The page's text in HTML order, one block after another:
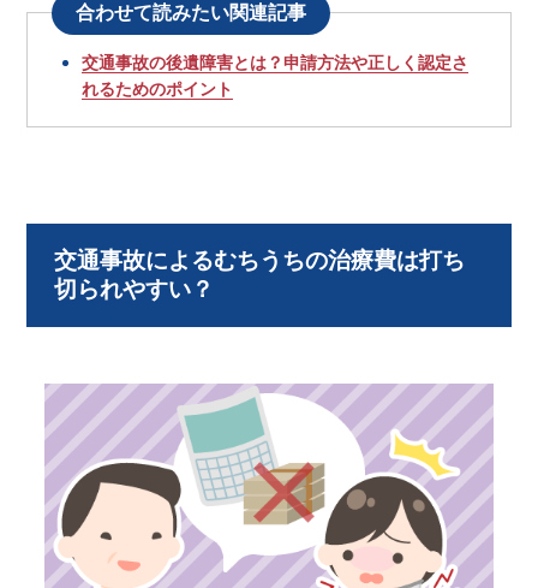
合わせて読みたい関連記事
交通事故の後遺障害とは？申請方法や正しく認定さ
れるためのポイント
交通事故によるむちうちの治療費は打ち
切られやすい？